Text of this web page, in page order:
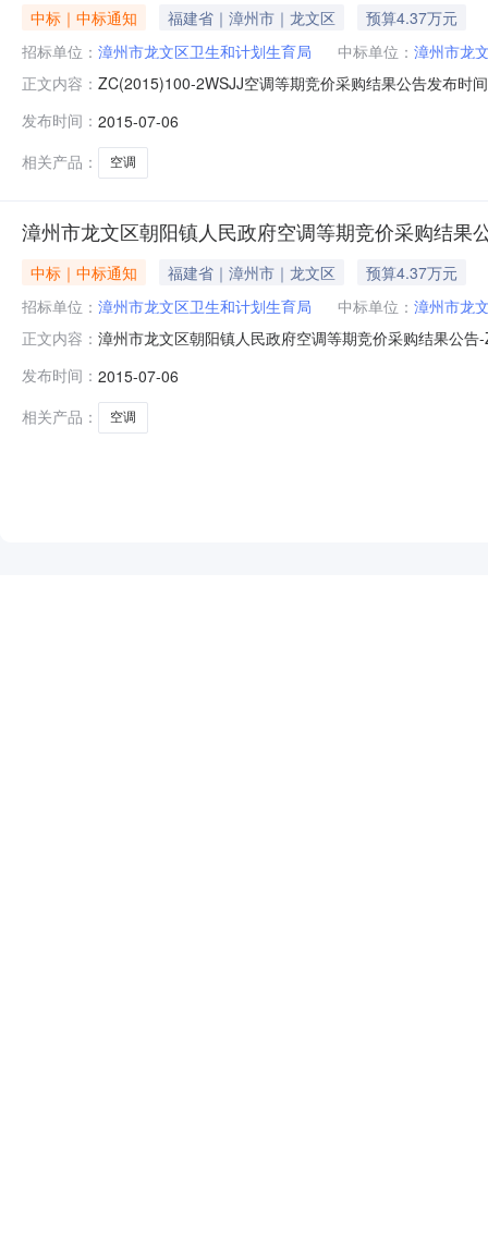
中标｜中标通知 福建省｜漳州市｜龙文区
预算4.37万元
招标单位： 漳州市龙文区卫生和计划生育局 中标单位： 漳州市龙
正文内容： ZC(2015)100-2WSJJ空调等期竞价采购结果公告发布时
数：ZC(2015)100-2WSJJ采购项目名称：空调等采购方
发布时间： 2015-07-06
相关产品：
空调
漳州市龙文区朝阳镇人民政府空调等期竞价采购结果
中标｜中标通知 福建省｜漳州市｜龙文区
预算4.37万元
招标单位： 漳州市龙文区卫生和计划生育局 中标单位： 漳州市龙
正文内容： 漳州市龙文区朝阳镇人民政府空调等期竞价采购结果公
个工作日内完成。投标供应商中标后，在领取中标通知
发布时间： 2015-07-06
相关产品：
空调